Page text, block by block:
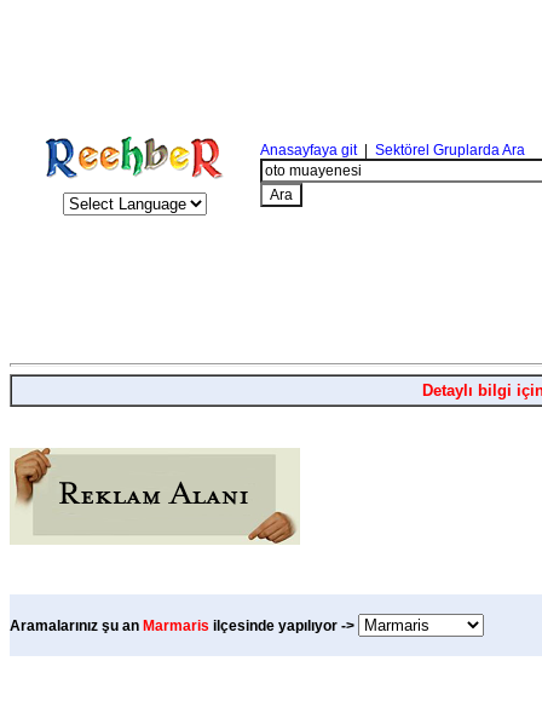
Anasayfaya git| Sektörel Gruplarda Ara
Detaylı bilgi
Aramalarınız şu an Marmaris ilçesinde yapılıyor ->